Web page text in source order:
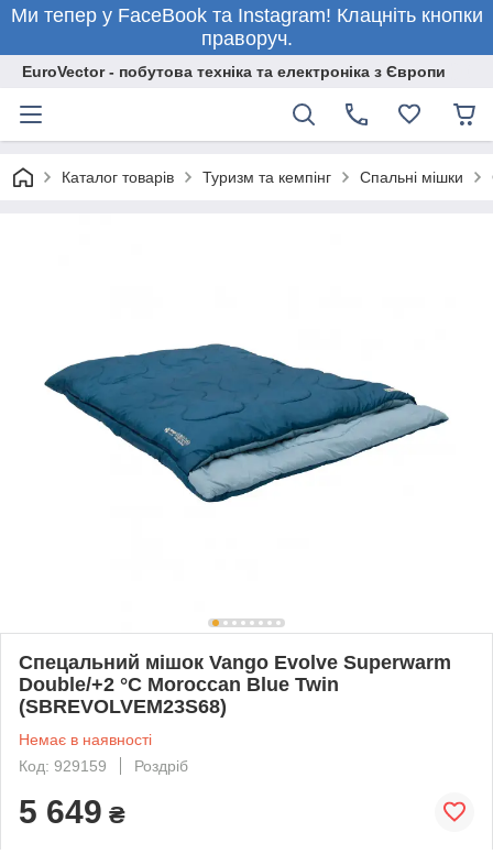
Ми тепер у FaceBook та Instagram! Клацніть кнопки
праворуч.
EuroVector - побутова техніка та електроніка з Європи
Каталог товарів Туризм та кемпінг Спальні мішки
Спецальний мішок Vango Evolve Superwarm
Double/+2 °C Moroccan Blue Twin
(SBREVOLVEM23S68)
Немає в наявності
Код: 929159
Роздріб
5 649 ₴